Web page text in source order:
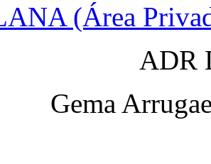
(Área
ADR
Gema